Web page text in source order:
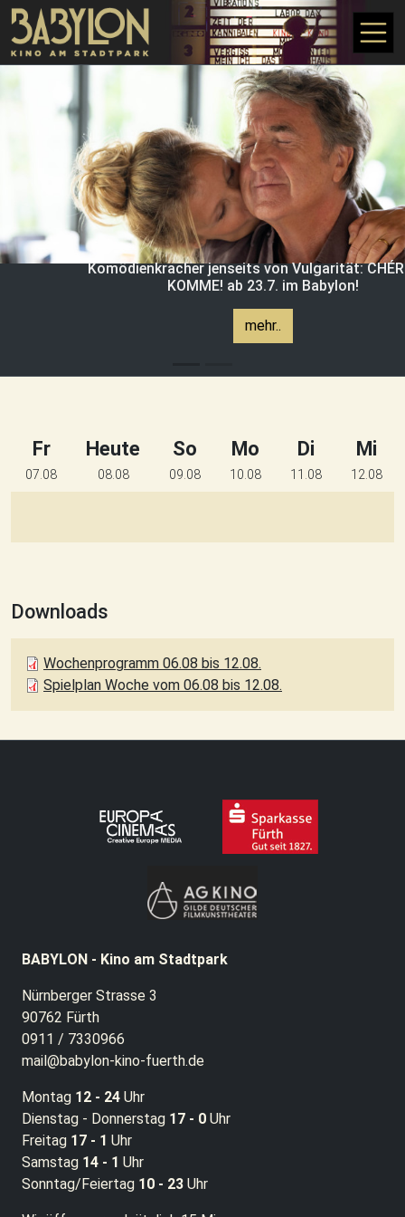
Direkt zum Inhalt
Komödienkracher jenseits von Vulgarität:
KOMME! ab 23.7. im Babylon!
mehr..
Downloads
Wochenprogramm 06.08 bis 12.08.
Spielplan Woche vom 06.08 bis 12.08.
Fr
07.08
Heute
08.08
So
09.08
Mo
10.08
Di
11.08
Mi
12.08
BABYLON - Kino am Stadtpark
Nürnberger Strasse 3
90762 Fürth
0911 / 7330966
mail@babylon-kino-fuerth.de
Montag 12 - 24 Uhr
Dienstag - Donnerstag 17 - 0 Uhr
Freitag 17 - 1 Uhr
Samstag 14 - 1 Uhr
Sonntag/Feiertag 10 - 23 Uhr